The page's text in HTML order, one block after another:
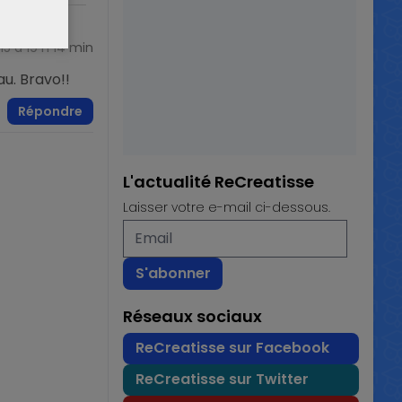
à 19 h 14 min
Bravo!!
Répondre
L'actualité ReCreatisse
Laisser votre e-mail ci-dessous.
Réseaux sociaux
ReCreatisse sur Facebook
ReCreatisse sur Twitter